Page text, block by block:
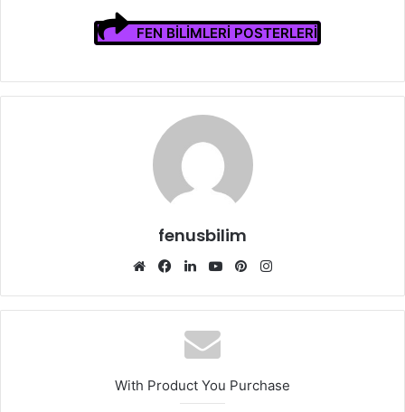
FEN BİLİMLERİ POSTERLERİ
fenusbilim
Web
Facebook
LinkedInYouTubePinterest
With Product You Purchase